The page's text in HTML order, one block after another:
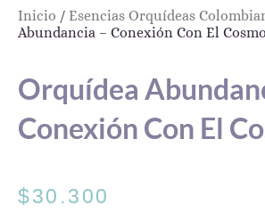
Inicio / Esencias Orquídeas
Abundancia – Conexión Con El
Orquídea
Conexión Con El
$30.300